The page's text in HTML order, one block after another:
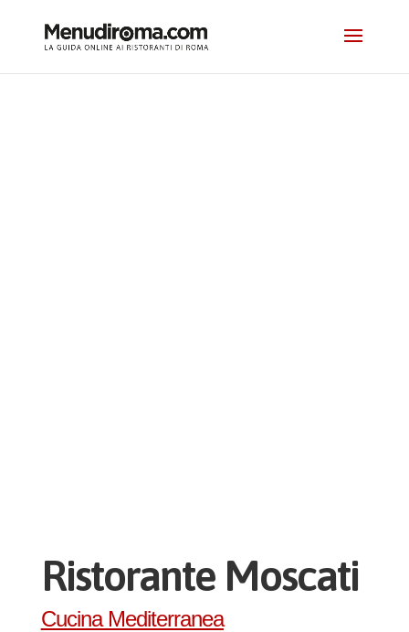
Ristorante Moscati
Cucina Mediterranea